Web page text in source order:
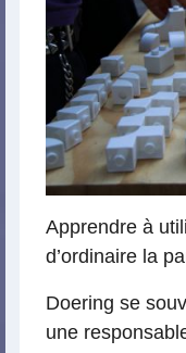
Apprendre à
d’ordinaire la
Doering se
une